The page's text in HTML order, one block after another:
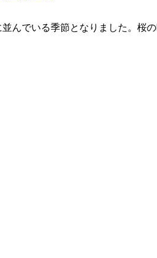
んでいる季節となりました。桜